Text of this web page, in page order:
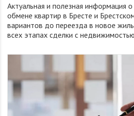
Актуальная и полезная информация
обмене квартир в Бресте и
вариантов до переезда в новое
всех этапах сделки с недвижимостью